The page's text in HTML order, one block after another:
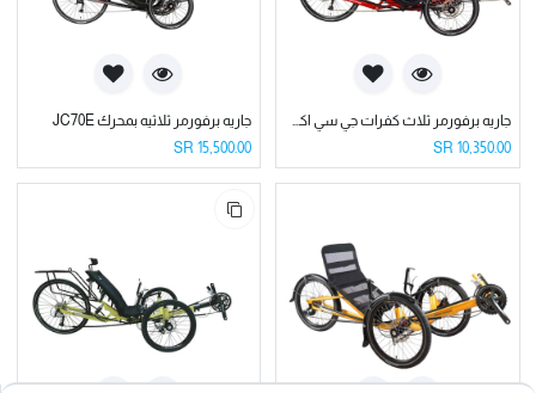
جاريه برفورمر ثلاث كفرات جي سي اكس بمساعدات خلفيه Performer Trike JCX
10,350.00
جاريه برفورمر ثلاثيه بمحرك JC70E
15,500.00